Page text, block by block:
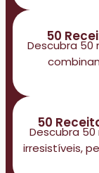
50
Descubra 50
50
Descubra
irresistíveis,